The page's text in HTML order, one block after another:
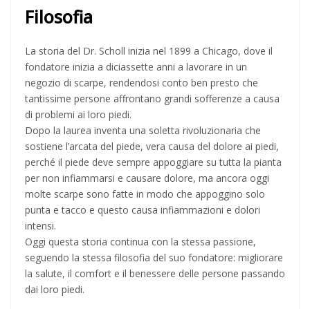
Filosofia
La storia del Dr. Scholl inizia nel 1899 a Chicago, dove il
fondatore inizia a diciassette anni a lavorare in un
negozio di scarpe, rendendosi conto ben presto che
tantissime persone affrontano grandi sofferenze a causa
di problemi ai loro piedi.
Dopo la laurea inventa una soletta rivoluzionaria che
sostiene l’arcata del piede, vera causa del dolore ai piedi,
perché il piede deve sempre appoggiare su tutta la pianta
per non infiammarsi e causare dolore, ma ancora oggi
molte scarpe sono fatte in modo che appoggino solo
punta e tacco e questo causa infiammazioni e dolori
intensi.
Oggi questa storia continua con la stessa passione,
seguendo la stessa filosofia del suo fondatore: migliorare
la salute, il comfort e il benessere delle persone passando
dai loro piedi.